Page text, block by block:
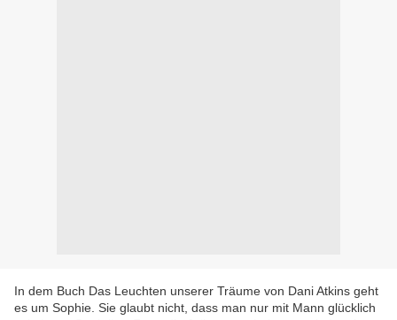
In dem Buch Das Leuchten unserer Träume von Dani Atkins geht
es um Sophie. Sie glaubt nicht, dass man nur mit Mann glücklich